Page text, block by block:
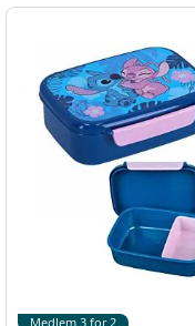
Medlem 3 for 2